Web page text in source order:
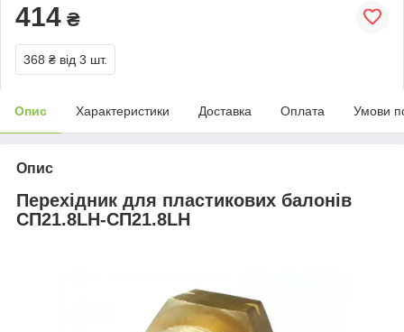
414 ₴
368 ₴ від 3 шт.
Опис Характеристики Доставка Оплата Умови
Опис
Перехідник для пластикових балонів
СП21.8LH-СП21.8LH